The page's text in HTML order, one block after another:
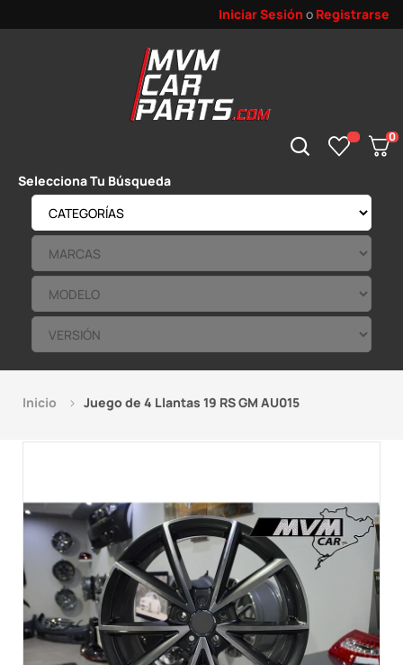
Iniciar Sesión o Registrarse
0
Selecciona Tu Búsqueda
Inicio Juego de 4 Llantas 19 RS GM AU015